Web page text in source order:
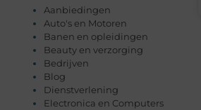
Aanbiedingen
Auto's en Motoren
Banen en opleidingen
Beauty en verzorging
Bedrijven
Blog
Dienstverlening
Electronica en Computers